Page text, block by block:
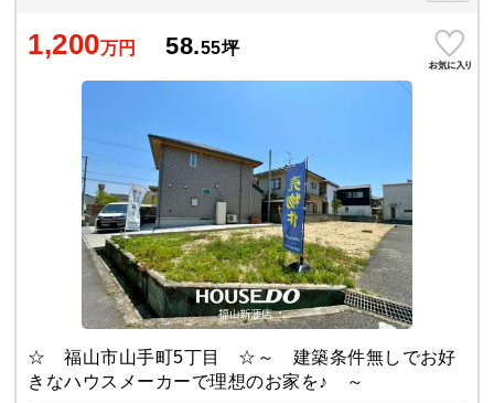
1,200万円 58.55坪
☆ 福山市山手町5丁目 ☆～ 建築条件無しでお好
きなハウスメーカーで理想のお家を♪ ～